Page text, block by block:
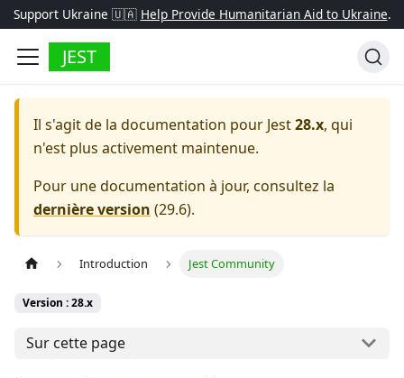
Support Ukraine 🇺🇦 Help Provide Humanitarian Aid to Ukraine.
JEST
Il s'agit de la documentation pour Jest28.x, qui
n'est plus activement maintenue.
Pour une documentation à jour, consultez la
dernière version (29.6).
Introduction Jest Community
Version : 28.x
Sur cette page